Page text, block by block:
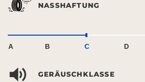
NASSHAFTUNG
A B C D
GERÄUSCHKLASSE